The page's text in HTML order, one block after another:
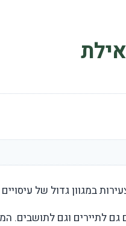
במגוון גדול של עיסויים
לתיירים וגם לתושבים.